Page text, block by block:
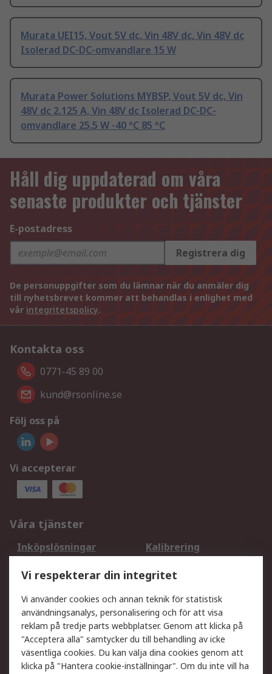
Murata UEI15, Vout 5V dc, Vin 48V dc, Vin 48V dc
Isolerad DC-DC-omvandlare 15 W
Murata Power Solutions MYBSP, Vout 5V dc, Vin
48V dc 2.125 A, Vin 48V dc Isolerad DC-DC-
omvandlare 25.5 W -40 °C 85 °C
Håll dig uppdaterad om våra
senaste produkter och tjänster
E-postadress
Registrera dig
De personuppgifter som du lämnar när du anmäler dig
till nyhetsbrevet kommer att behandlas i enlighet med
vår integritetspolicy.
Kontakta oss
0771-45 89 00
kund@rsonline.se
Följ oss på
Vi accepterar
Våra tjänster
Inköpslösningar
Kalibrering
DesignSpark
Teknisk Support
Ditt lokala säljteam
Exportlösningar
Support
Få hjälp
Retur av varor
Leverans
Spåra din order
Vi respekterar din integritet
Vi använder cookies och annan teknik för statistisk
användningsanalys, personalisering och för att visa
reklam på tredje parts webbplatser. Genom att klicka på
"Acceptera alla" samtycker du till behandling av icke
väsentliga cookies. Du kan välja dina cookies genom att
klicka på "Hantera cookie-inställningar". Om du inte vill ha